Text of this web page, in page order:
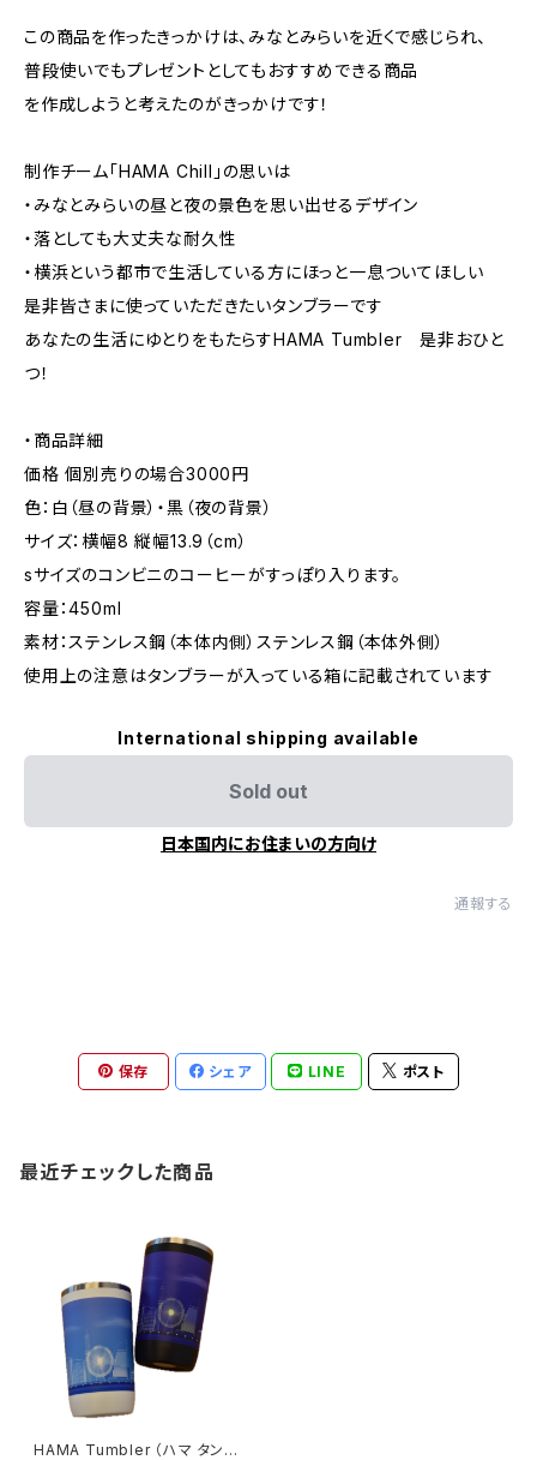
この商品を作ったきっかけは、みなとみらいを近くで感じられ、
普段使いでもプレゼントとしてもおすすめできる商品
を作成しようと考えたのがきっかけです！
制作チーム「HAMA Chill」の思いは
・みなとみらいの昼と夜の景色を思い出せるデザイン
・落としても大丈夫な耐久性
・横浜という都市で生活している方にほっと一息ついてほしい
是非皆さまに使っていただきたいタンブラーです
あなたの生活にゆとりをもたらすHAMA Tumbler 是非おひと
つ！
・商品詳細
価格 個別売りの場合3000円
色：白（昼の背景）・黒（夜の背景）
サイズ：横幅8 縦幅13.9（cm）
sサイズのコンビニのコーヒーがすっぽり入ります。
容量：450ml
素材：ステンレス鋼（本体内側）ステンレス鋼（本体外側）
使用上の注意はタンブラーが入っている箱に記載されています
International shipping available
Sold out
日本国内にお住まいの方向け
通報する
保存 シェア LINE ポスト
最近チェックした商品
HAMA Tumbler （ハマ タンブ